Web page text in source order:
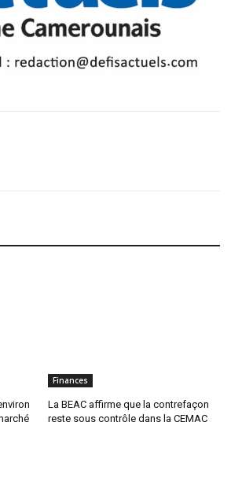
Finances
La BEAC affirme que la contrefaçon
reste sous contrôle dans la CEMAC